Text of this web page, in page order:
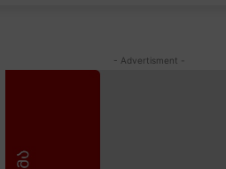
- Advertisment -